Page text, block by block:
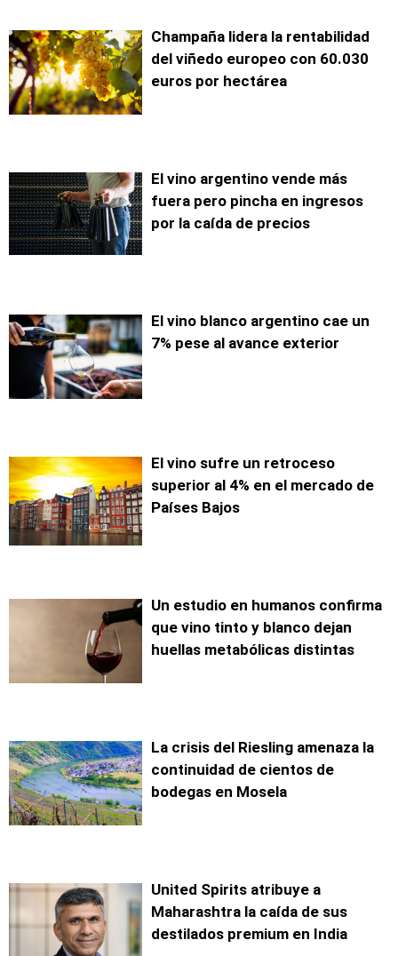
Champaña lidera la rentabilidad
del viñedo europeo con 60.030
euros por hectárea
El vino argentino vende más
fuera pero pincha en ingresos
por la caída de precios
El vino blanco argentino cae un
7% pese al avance exterior
El vino sufre un retroceso
superior al 4% en el mercado de
Países Bajos
Un estudio en humanos confirma
que vino tinto y blanco dejan
huellas metabólicas distintas
La crisis del Riesling amenaza la
continuidad de cientos de
bodegas en Mosela
United Spirits atribuye a
Maharashtra la caída de sus
destilados premium en India